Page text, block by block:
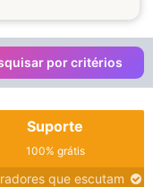
por critérios
Suporte
100% grátis
que escutam